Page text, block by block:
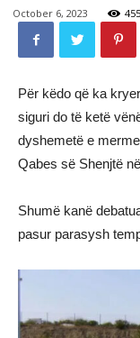
October 6, 2023 455
Për këdo që ka
siguri do të ketë
dyshemetë e
Qabes së Shenjtë
Shumë kanë
pasur parasysh